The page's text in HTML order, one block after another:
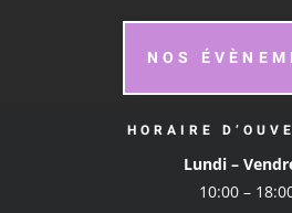
NOS
HORAIRE
Lundi –
10:00 –